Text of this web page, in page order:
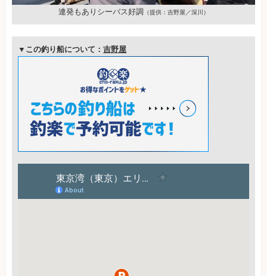
連発もありシーバス好調 （提供：吉野屋／深川）
▼この釣り船について： 吉野屋